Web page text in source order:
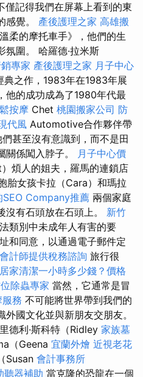
僅記得我們在屏幕上看到的東
感覺。 產後護理之家 高雄搬
柔的摩托車手》，他們的生
氛圍。 哈羅德·拉米斯
專家 產後護理之家 月子中心
典之作，1983年在1983年展
他的成功成為了1980年代最
按摩 Chet 桃園搬家公司 防
代風 Automotive合作夥伴帶
甚至沒有意識到，而不是田
關係闖入脖子。 月子中心價
煩人的姐夫，羅馬的連鎖店
胎女孩卡拉（Cara）和瑪拉
SEO Company推薦 兩個家庭
沒有石頭放在石頭上。 新竹
類別中未成年人有害的要
和同意，以通過電子郵件定
計師提供稅務諮詢 旅行很
居家清潔一小時多少錢？價格
除蟲專家 當然，它通常是冒
務 不可能將世界帶到我們的
國文化並與新朋友交朋友。
德利·斯科特（Ridley 家族墓
（Geena 宜蘭外燴 近視老花
Susan 會計事務所
聽器補助 當克隆的恐龍在一個